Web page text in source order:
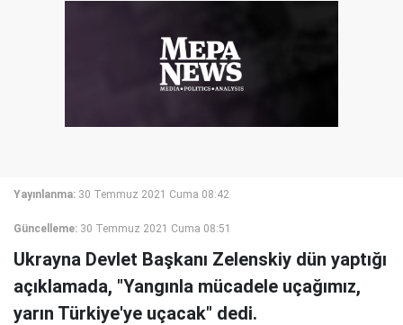
Yayınlanma: 30 Temmuz 2021 Cuma 08:42
Güncelleme: 30 Temmuz 2021 Cuma 08:51
Ukrayna Devlet Başkanı Zelenskiy dün yaptığı
açıklamada, "Yangınla mücadele uçağımız,
yarın Türkiye'ye uçacak" dedi.